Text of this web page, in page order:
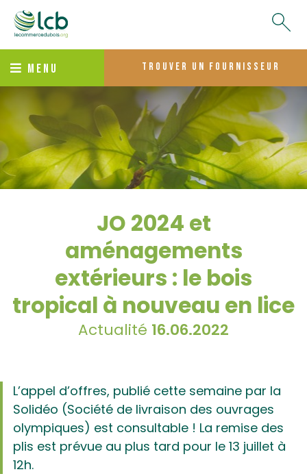
MENU trouver un fournisseur
JO 2024 et
aménagements
extérieurs : le bois
tropical à nouveau en lice
Actualité 16.06.2022
L’appel d’offres, publié cette semaine par la
Solidéo (Société de livraison des ouvrages
olympiques) est consultable ! La remise des
plis est prévue au plus tard pour le 13 juillet à
12h.